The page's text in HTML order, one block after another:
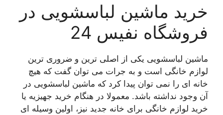
خرید ماشین لباسشویی در
فروشگاه نفیس 24
ماشین لباسشویی یکی از اصلی ترین و ضروری ترین
لوازم خانگی است و به جرات می توان گفت که هیچ
خانه ای را نمی توان پیدا کرد که ماشین لباسشویی در
آن وجود نداشته باشد. معمولا در هنگام خرید جهیزیه یا
خرید لوازم خانگی برای خانه جدید نیز، اولین وسیله ای